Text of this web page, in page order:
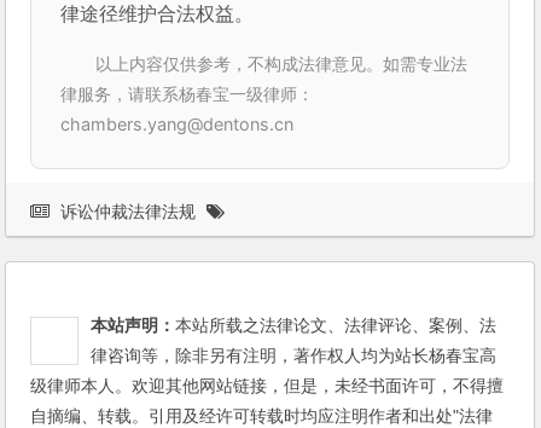
律途径维护合法权益。
以上内容仅供参考，不构成法律意见。如需专业法
律服务，请联系杨春宝一级律师：
chambers.yang@dentons.cn
诉讼仲裁法律法规
本站声明：本站所载之法律论文、法律评论、案例、法
律咨询等，除非另有注明，著作权人均为站长杨春宝高
级律师本人。欢迎其他网站链接，但是，未经书面许可，不得擅
自摘编、转载。引用及经许可转载时均应注明作者和出处"法律